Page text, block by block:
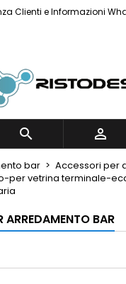
Clienti e Informazioni
 
bar
Accessori per
per vetrina terminale-
ARREDAMENTO BAR